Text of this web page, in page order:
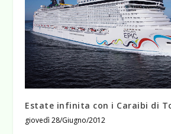
Estate infinita con i Caraibi di
giovedì 28/Giugno/2012